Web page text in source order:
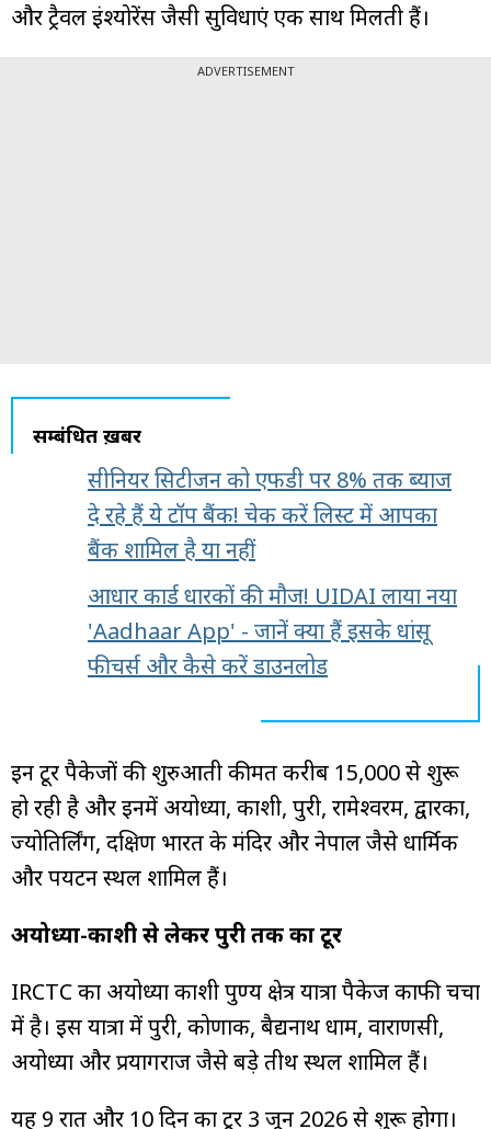
और ट्रैवल इंश्योरेंस जैसी सुविधाएं एक साथ मिलती हैं।
ADVERTISEMENT
सम्बंधित ख़बरें
सीनियर सिटीजन को एफडी पर 8% तक ब्याज
दे रहे हैं ये टॉप बैंक! चेक करें लिस्ट में आपका
बैंक शामिल है या नहीं
आधार कार्ड धारकों की मौज! UIDAI लाया नया
'Aadhaar App' - जानें क्या हैं इसके धांसू
फीचर्स और कैसे करें डाउनलोड
इन टूर पैकेजों की शुरुआती कीमत करीब ₹15,000 से शुरू
हो रही है और इनमें अयोध्या, काशी, पुरी, रामेश्वरम, द्वारका,
ज्योतिर्लिंग, दक्षिण भारत के मंदिर और नेपाल जैसे धार्मिक
और पर्यटन स्थल शामिल हैं।
अयोध्या-काशी से लेकर पुरी तक का टूर
IRCTC का अयोध्या काशी पुण्य क्षेत्र यात्रा पैकेज काफी चर्चा
में है। इस यात्रा में पुरी, कोणार्क, बैद्यनाथ धाम, वाराणसी,
अयोध्या और प्रयागराज जैसे बड़े तीर्थ स्थल शामिल हैं।
यह 9 रात और 10 दिन का टूर 3 जून 2026 से शुरू होगा।